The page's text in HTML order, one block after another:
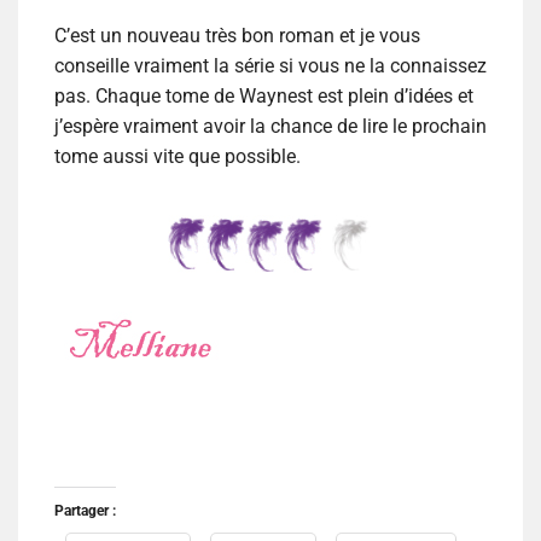
C’est un nouveau très bon roman et je vous
conseille vraiment la série si vous ne la connaissez
pas. Chaque tome de Waynest est plein d’idées et
j’espère vraiment avoir la chance de lire le prochain
tome aussi vite que possible.
Partager :